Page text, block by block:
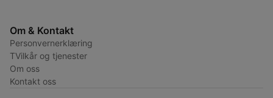
Om & Kontakt
Personvernerklæring
TVilkår og tjenester
Om oss
Kontakt oss